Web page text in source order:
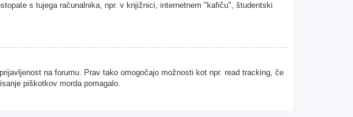
s tujega računalnika, npr. v knjižnici, internetnem "kafiču", študentski
na forumu. Prav tako omogočajo možnosti kot npr. read tracking, če
piškotkov morda pomagalo.